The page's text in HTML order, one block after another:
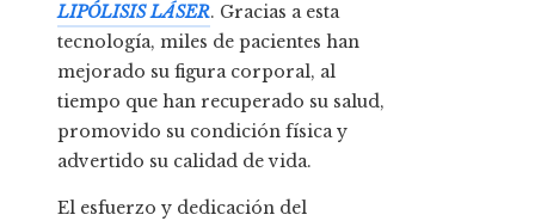
LIPÓLISIS LÁSER. Gracias a esta
tecnología, miles de pacientes han
mejorado su figura corporal, al
tiempo que han recuperado su salud,
promovido su condición física y
advertido su calidad de vida.
El esfuerzo y dedicación del